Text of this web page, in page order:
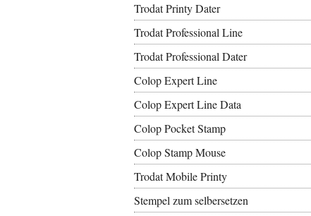
Trodat Printy Dater
Trodat Professional Line
Trodat Professional Dater
Colop Expert Line
Colop Expert Line Data
Colop Pocket Stamp
Colop Stamp Mouse
Trodat Mobile Printy
Stempel zum selbersetzen